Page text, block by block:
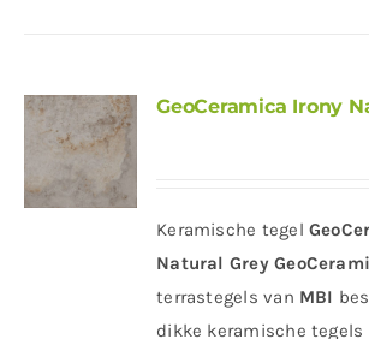
GeoCeramica Irony
Keramische tegel
Natural Grey
terrastegels van MBI
dikke keramische tegels